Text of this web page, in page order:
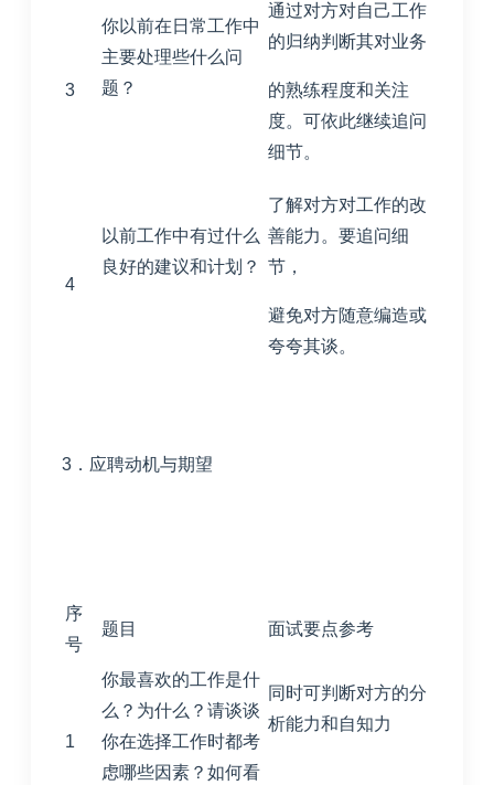
3
你以前在日常工作中
主要处理些什么问
题？
通过对方对自己工作
的归纳判断其对业务
的熟练程度和关注
度。可依此继续追问
细节。
4
以前工作中有过什么
良好的建议和计划？
了解对方对工作的改
善能力。要追问细
节，
避免对方随意编造或
夸夸其谈。
3．应聘动机与期望
序
号
题目 面试要点参考
1
你最喜欢的工作是什
么？为什么？请谈谈
你在选择工作时都考
虑哪些因素？如何看
同时可判断对方的分
析能力和自知力